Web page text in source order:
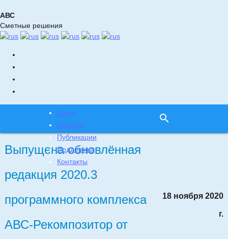
АВС
Сметные решения
Цены
Скачать
Публикации
Поддержка
Контакты
search
Выпущена обновлённая
редакция 2020.3
программного комплекса
АВС-Рекомпозитор от
18 ноября 2020
г.